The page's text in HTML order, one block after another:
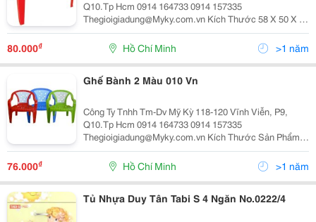
Q10.Tp Hcm 0914 164733 0914 157335
Thegioigiadung@Myky.com.vn Kích Thước 58 X 50 X 45
Cm Qui Cách 1 Cái/Kiện Nguyên Liệu Pp Màu Sắc:
80.000₫ Hồ Chí Minh >1 năm
Ghế Bành 2 Màu 010 Vn
Công Ty Tnhh Tm-Dv Mỹ Kỳ 118-120 Vĩnh Viễn, P9,
Q10.Tp Hcm 0914 164733 0914 157335
Thegioigiadung@Myky.com.vn Kích Thước Sản Phẩm:
(Cao) 704 X (Dài) 530 X (Rộng) 472 Màu Sắc: Xanh
Dương, Xanh Lá, Đỏ Số Lượng
76.000₫ Hồ Chí Minh >1 năm
Tủ Nhựa Duy Tân Tabi S 4 Ngăn No.0222/4